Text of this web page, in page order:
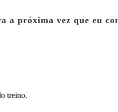
a próxima vez que eu
treino.